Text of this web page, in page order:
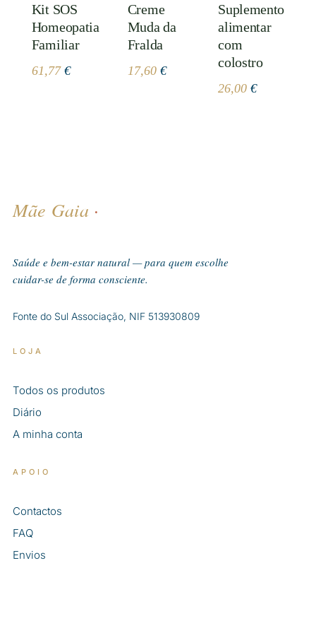
Kit SOS
Homeopatia
Familiar
61,77 €
Creme
Muda da
Fralda
17,60 €
Suplemento
alimentar
com
colostro
26,00€
Mãe Gaia ·
Saúde e bem-estar natural — para quem escolhe
cuidar-se de forma consciente.
Fonte do Sul Associação, NIF 513930809
LOJA
Todos os produtos
Diário
A minha conta
APOIO
Contactos
FAQ
Envios